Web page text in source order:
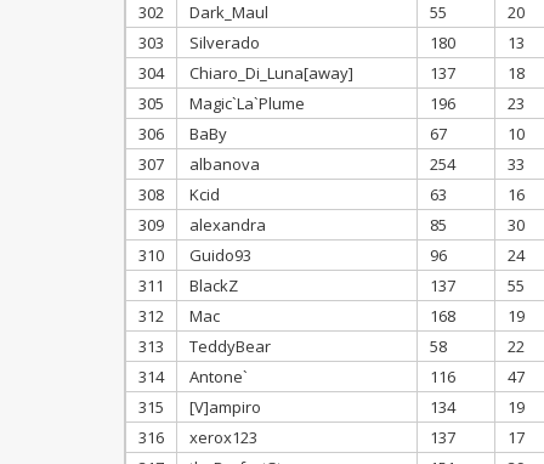
302
Dark_Maul 55
20
303
Silverado 180
13
304
Chiaro_Di_Luna[away] 137
18
305
Magic`La`Plume 196
23
306
BaBy 67
10
307
albanova 254
33
308
Kcid 63
16
309
alexandra 85
30
310
Guido93 96
24
311
BlackZ 137
55
312
Mac 168
19
313
TeddyBear 58
22
314
Antone` 116
47
315
[V]ampiro 134
19
316
xerox123 137
17